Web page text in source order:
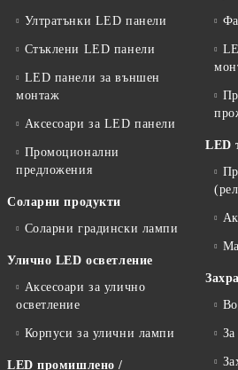
Ултратънки LED панели
Стъклени LED панели
LED панели за външен
монтаж
Аксесоари за LED панели
Промоционални
предложения
Соларни продукти
Соларни градински лампи
Улично LED осветление
Аксесоари за улично
осветление
Корпуси за улични лампи
LED промишлено /
LED